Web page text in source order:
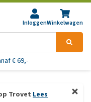
InloggenWinkelwagen
€ 69,-
Trovet Lees